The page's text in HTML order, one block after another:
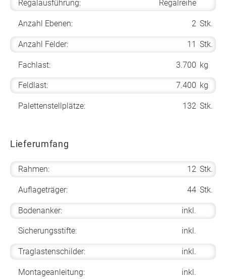
Regalausführung: Regalreihe
Anzahl Ebenen: 2 Stk.
Anzahl Felder: 11 Stk.
Fachlast: 3.700 kg
Feldlast: 7.400 kg
Palettenstellplätze: 132 Stk.
Lieferumfang
Rahmen: 12 Stk.
Auflageträger: 44 Stk.
Bodenanker: inkl.
Sicherungsstifte: inkl.
Traglastenschilder: inkl.
Montageanleitung: inkl.